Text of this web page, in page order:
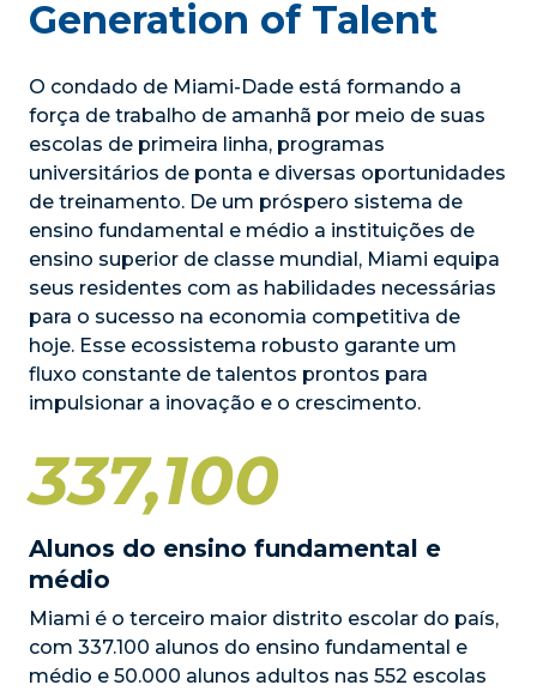
Generation of Talent
O condado de Miami-Dade está formando a
força de trabalho de amanhã por meio de suas
escolas de primeira linha, programas
universitários de ponta e diversas oportunidades
de treinamento. De um próspero sistema de
ensino fundamental e médio a instituições de
ensino superior de classe mundial, Miami equipa
seus residentes com as habilidades necessárias
para o sucesso na economia competitiva de
hoje. Esse ecossistema robusto garante um
fluxo constante de talentos prontos para
impulsionar a inovação e o crescimento.
337,100
Alunos do ensino fundamental e
médio
Miami é o terceiro maior distrito escolar do país,
com 337.100 alunos do ensino fundamental e
médio e 50.000 alunos adultos nas 552 escolas